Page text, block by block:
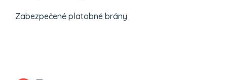
Zabezpečené platobné brány